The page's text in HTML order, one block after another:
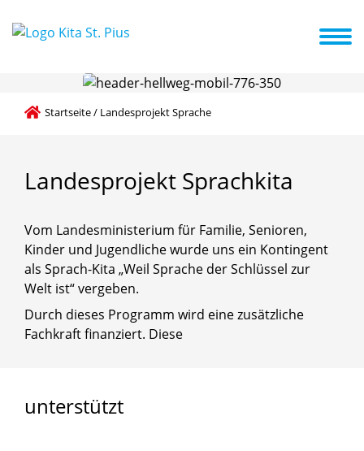
Praktikum
Startseite/ Landesprojekt Sprache
Landesprojekt Sprachkita
Vom Landesministerium für Familie, Senioren,
Kinder und Jugendliche wurde uns ein Kontingent
als Sprach-Kita „Weil Sprache der Schlüssel zur
Welt ist“ vergeben.
Durch dieses Programm wird eine zusätzliche
Fachkraft finanziert. Diese
unterstützt